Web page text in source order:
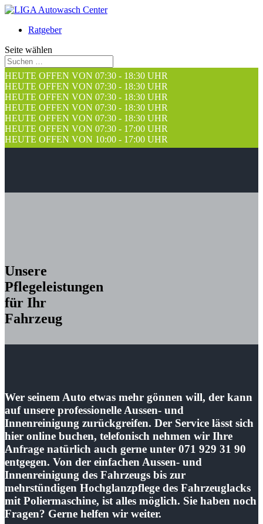
Ratgeber
Seite wählen
HEUTE OFFEN VON 07:30 - 18:30 UHR
HEUTE OFFEN VON 07:30 - 18:30 UHR
HEUTE OFFEN VON 07:30 - 18:30 UHR
HEUTE OFFEN VON 07:30 - 18:30 UHR
HEUTE OFFEN VON 07:30 - 18:30 UHR
HEUTE OFFEN VON 07:30 - 17:00 UHR
HEUTE OFFEN VON 10:00 - 17:00 UHR
Unsere
Pflegeleistungen
für Ihr
Fahrzeug
Wer seinem Auto etwas mehr gönnen will, der kann
auf unsere professionelle Aussen- und
Innenreinigung zurückgreifen. Der Service lässt sich
hier online buchen, telefonisch nehmen wir Ihre
Anfrage natürlich auch gerne unter 071 929 31 90
entgegen. Von der einfachen Aussen- und
Innenreinigung des Fahrzeugs bis zur
mehrstündigen Hochglanzpflege des Fahrzeuglacks
mit Poliermaschine, ist alles möglich. Sie haben noch
Fragen? Gerne helfen wir weiter.